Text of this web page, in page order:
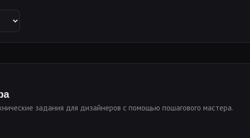
задания для дизайнеров с помощью пошагового мастера.